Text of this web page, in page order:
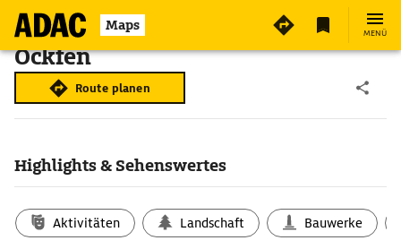
Maps MENÜ
Ockfen
Route planen
Highlights & Sehenswertes
Aktivitäten Landschaft Bauwerke